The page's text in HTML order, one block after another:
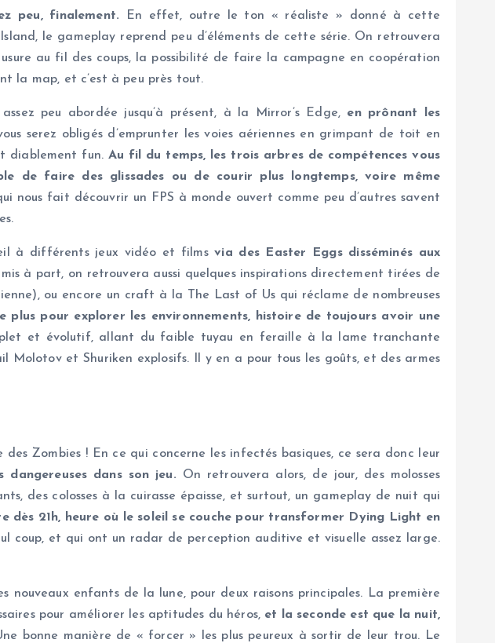
peu, finalement. En effet, outre le ton « réaliste » donné à cette
le gameplay reprend peu d’éléments de cette série. On retrouvera
au fil des coups, la possibilité de faire la campagne en coopération
la map, et c’est à peu près tout.
peu abordée jusqu’à présent, à la Mirror’s Edge, en prônant les
serez obligés d’emprunter les voies aériennes en grimpant de toit en
diablement fun. Au fil du temps, les trois arbres de compétences vous
de faire des glissades ou de courir plus longtemps, voire même
nous fait découvrir un FPS à monde ouvert comme peu d’autres savent
à différents jeux vidéo et filmsvia des Easter Eggs disséminés aux
à part, on retrouvera aussi quelques inspirations directement tirées de
ou encore un craft à la The Last of Us qui réclame de nombreuses
plus pour explorer les environnements, histoire de toujours avoir une
et évolutif, allant du faible tuyau en feraille à la lame tranchante
Molotov et Shuriken explosifs. Il y en a pour tous les goûts, et des armes
Zombies ! En ce qui concerne les infectés basiques, ce sera donc leur
dangereuses dans son jeu. On retrouvera alors, de jour, des molosses
des colosses à la cuirasse épaisse, et surtout, un gameplay de nuit qui
21h, heure où le soleil se couche pour transformer Dying Light en
coup, et qui ont un radar de perception auditive et visuelle assez large.
enfants de la lune, pour deux raisons principales. La première
pour améliorer les aptitudes du héros, et la seconde est que la nuit,
bonne manière de « forcer » les plus peureux à sortir de leur trou. Le